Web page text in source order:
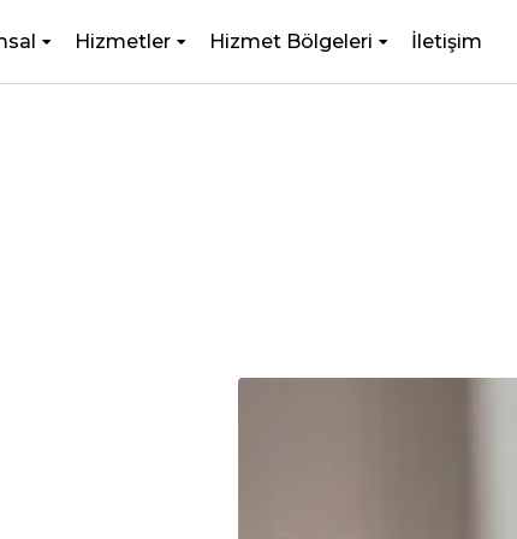
Hizmetler Hizmet Bölgeleri İletişim